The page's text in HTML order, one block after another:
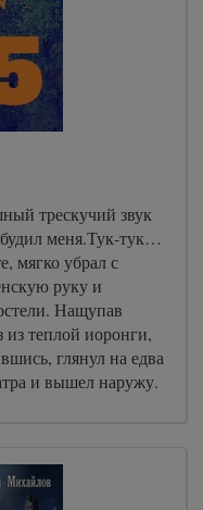
трескучий звук
меня.Тук-тук…
мягко убрал с
руку и
Нащупав
теплой иоронги,
глянул на едва
и вышел наружу.